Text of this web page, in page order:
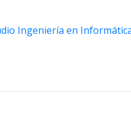
Ingeniería en